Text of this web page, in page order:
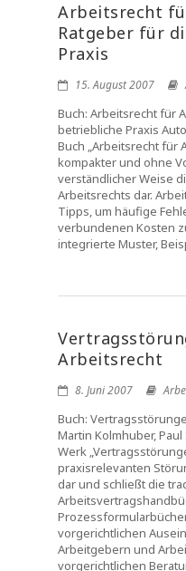
Arbeitsrecht
Ratgeber für
Praxis
15. August 2007
Buch: Arbeitsrecht für
betriebliche Praxis
Buch „Arbeitsrecht für
kompakter und ohne
verständlicher Weise
Arbeitsrechts dar.
Tipps, um häufige
verbundenen Kosten
integrierte Muster,
Arbeitsrecht
8. Juni 2007
Buch:
Martin Kolmhuber,
Werk
praxisrelevanten
dar und schließt die
vorgerichtlichen
Arbeitgebern und
vorgerichtlichen